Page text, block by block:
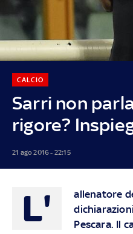
Sarri non
rigore?
CALCIO
21 ago 2016 - 22:15
L'
allenatore
Pescara. Il